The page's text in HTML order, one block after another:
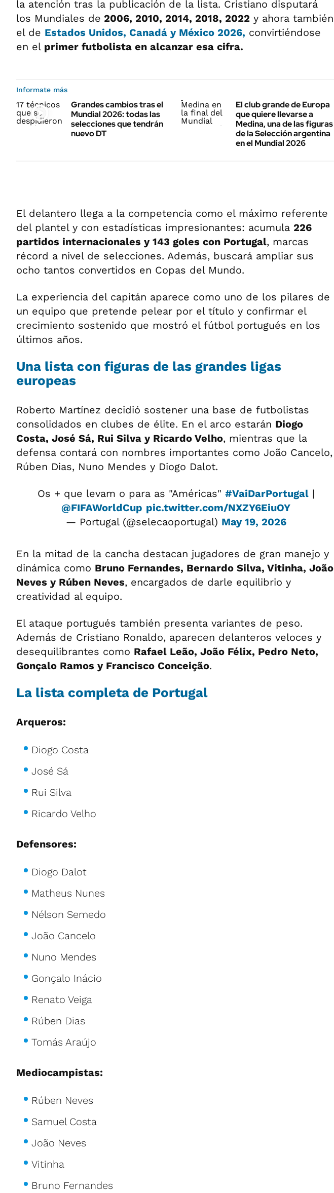
la atención tras la publicación de la lista. Cristiano disputará
los Mundiales de 2006, 2010, 2014, 2018, 2022 y ahora también
el de Estados Unidos, Canadá y México 2026, convirtiéndose
en el primer futbolista en alcanzar esa cifra.
Informate más
Grandes cambios tras el
Mundial 2026: todas las
selecciones que tendrán
nuevo DT
El club grande de Europa
que quiere llevarse a
Medina, una de las figuras
de la Selección argentina
en el Mundial 2026
El delantero llega a la competencia como el máximo referente
del plantel y con estadísticas impresionantes: acumula 226
partidos internacionales y 143 goles con Portugal, marcas
récord a nivel de selecciones. Además, buscará ampliar sus
ocho tantos convertidos en Copas del Mundo.
La experiencia del capitán aparece como uno de los pilares de
un equipo que pretende pelear por el título y confirmar el
crecimiento sostenido que mostró el fútbol portugués en los
últimos años.
Una lista con figuras de las grandes ligas
europeas
Roberto Martínez decidió sostener una base de futbolistas
consolidados en clubes de élite. En el arco estarán Diogo
Costa, José Sá, Rui Silva y Ricardo Velho, mientras que la
defensa contará con nombres importantes como João Cancelo,
Rúben Dias, Nuno Mendes y Diogo Dalot.
Os + que levam o para as "Américas" #VaiDarPortugal|
@FIFAWorldCup pic.twitter.com/NXZY6EiuOY
— Portugal (@selecaoportugal) May 19, 2026
En la mitad de la cancha destacan jugadores de gran manejo y
dinámica como Bruno Fernandes, Bernardo Silva, Vitinha, João
Neves y Rúben Neves, encargados de darle equilibrio y
creatividad al equipo.
El ataque portugués también presenta variantes de peso.
Además de Cristiano Ronaldo, aparecen delanteros veloces y
desequilibrantes como Rafael Leão, João Félix, Pedro Neto,
Gonçalo Ramos y Francisco Conceição.
La lista completa de Portugal
Arqueros:
Diogo Costa
José Sá
Rui Silva
Ricardo Velho
Defensores:
Diogo Dalot
Matheus Nunes
Nélson Semedo
João Cancelo
Nuno Mendes
Gonçalo Inácio
Renato Veiga
Rúben Dias
Tomás Araújo
Mediocampistas:
Rúben Neves
Samuel Costa
João Neves
Vitinha
Bruno Fernandes